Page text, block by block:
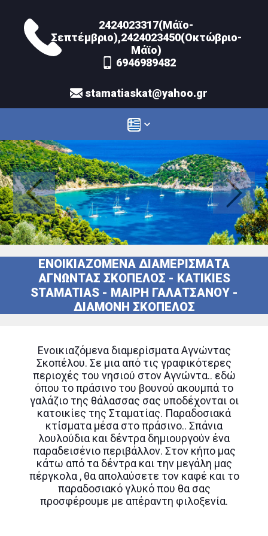
2424023317(Μάϊο-
Σεπτέμβριο),2424023450(Οκτώβριο-
Μάϊο)
6946989482
stamatiaskat@yahoo.gr
ΕΝΟΙΚΙΑΖΟΜΕΝΑ ΔΙΑΜΕΡΙΣΜΑΤΑ
ΑΓΝΩΝΤΑΣ ΣΚΟΠΕΛΟΣ - KATIKIES
STAMATIAS - ΜΑΙΡΗ ΓΑΛΑΤΣΑΝΟΥ -
ΔΙΑΜΟΝΗ ΣΚΟΠΕΛΟΣ
Ενοικιαζόμενα διαμερίσματα Αγνώντας
Σκοπέλου. Σε μια από τις γραφικότερες
περιοχές του νησιού στον Αγνώντα.. εδώ
όπου το πράσινο του βουνού ακουμπά το
γαλάζιο της θάλασσας σας υποδέχονται οι
κατοικίες της Σταματίας. Παραδοσιακά
κτίσματα μέσα στο πράσινο.. Σπάνια
λουλούδια και δέντρα δημιουργούν ένα
παραδεισένιο περιβάλλον. Στον κήπο μας
κάτω από τα δέντρα και την μεγάλη μας
πέργκολα , θα απολαύσετε τον καφέ και το
παραδοσιακό γλυκό που θα σας
προσφέρουμε με απέραντη φιλοξενία.